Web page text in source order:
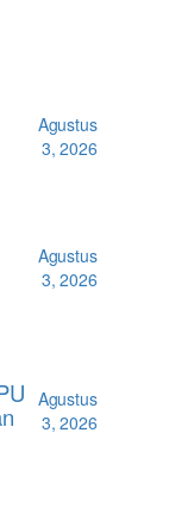
Agustus
3, 2026
Agustus
3, 2026
Agustus
3, 2026